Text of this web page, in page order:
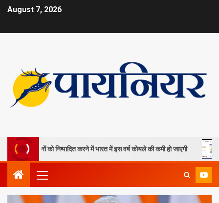
August 7, 2026
खदानों को निष्पादित करने में भारत में इस वर्ष कोयले की कमी हो जाएगी